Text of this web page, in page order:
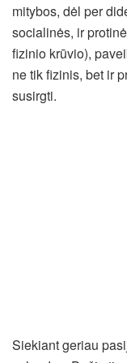
mitybos, dėl per
socialinės, ir
fizinio krūvio),
ne tik fizinis, bet ir
susirgti.
Siekiant geriau